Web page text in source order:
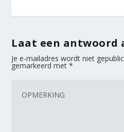
Laat een antwoord
Je e-mailadres wordt niet
gemarkeerd met*